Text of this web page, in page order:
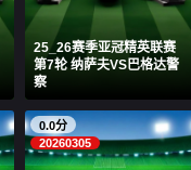
25_26赛季亚冠精英联赛
第7轮 纳萨夫VS巴格达警
察
0.0分
20260305